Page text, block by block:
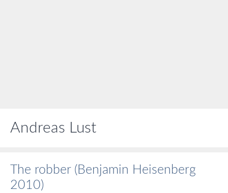
Andreas Lust
The robber (Benjamin Heisenberg
2010)